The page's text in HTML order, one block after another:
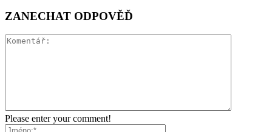
ZANECHAT ODPOVĚĎ
Please enter your comment!